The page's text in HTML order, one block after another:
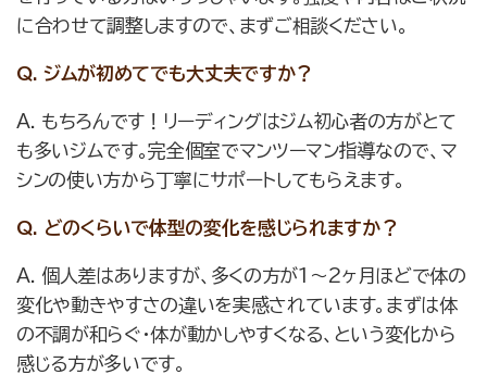
に合わせて調整しますので、まずご相談ください。
Q. ジムが初めてでも大丈夫ですか？
A. もちろんです！リーディングはジム初心者の方がとて
も多いジムです。完全個室でマンツーマン指導なので、マ
シンの使い方から丁寧にサポートしてもらえます。
Q. どのくらいで体型の変化を感じられますか？
A. 個人差はありますが、多くの方が1〜2ヶ月ほどで体の
変化や動きやすさの違いを実感されています。まずは体
の不調が和らぐ・体が動かしやすくなる、という変化から
感じる方が多いです。